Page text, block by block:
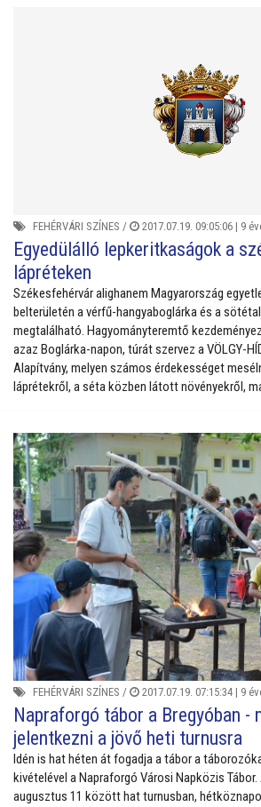
FEHÉRVÁRI SZÍNES / 2017.07.19. 09:05:06 | 9
Egyedülálló lepkeritkaságok a
lápréteken
Székesfehérvár alighanem Magyarország
belterületén a vérfű-hangyaboglárka és a
megtalálható. Hagyományteremtő
azaz Boglárka-napon, túrát szervez a VÖLGY-
Alapítvány, melyen számos érdekességet
láprétekről, a séta közben látott növényekről,
FEHÉRVÁRI SZÍNES / 2017.07.19. 07:15:34 | 9
Napraforgó tábor a Bregyóban -
jelentkezni a jövő heti turnusra
Idén is hat héten át fogadja a tábor a
kivételével a Napraforgó Városi Napközis Tábor.
augusztus 11 között hat turnusban,